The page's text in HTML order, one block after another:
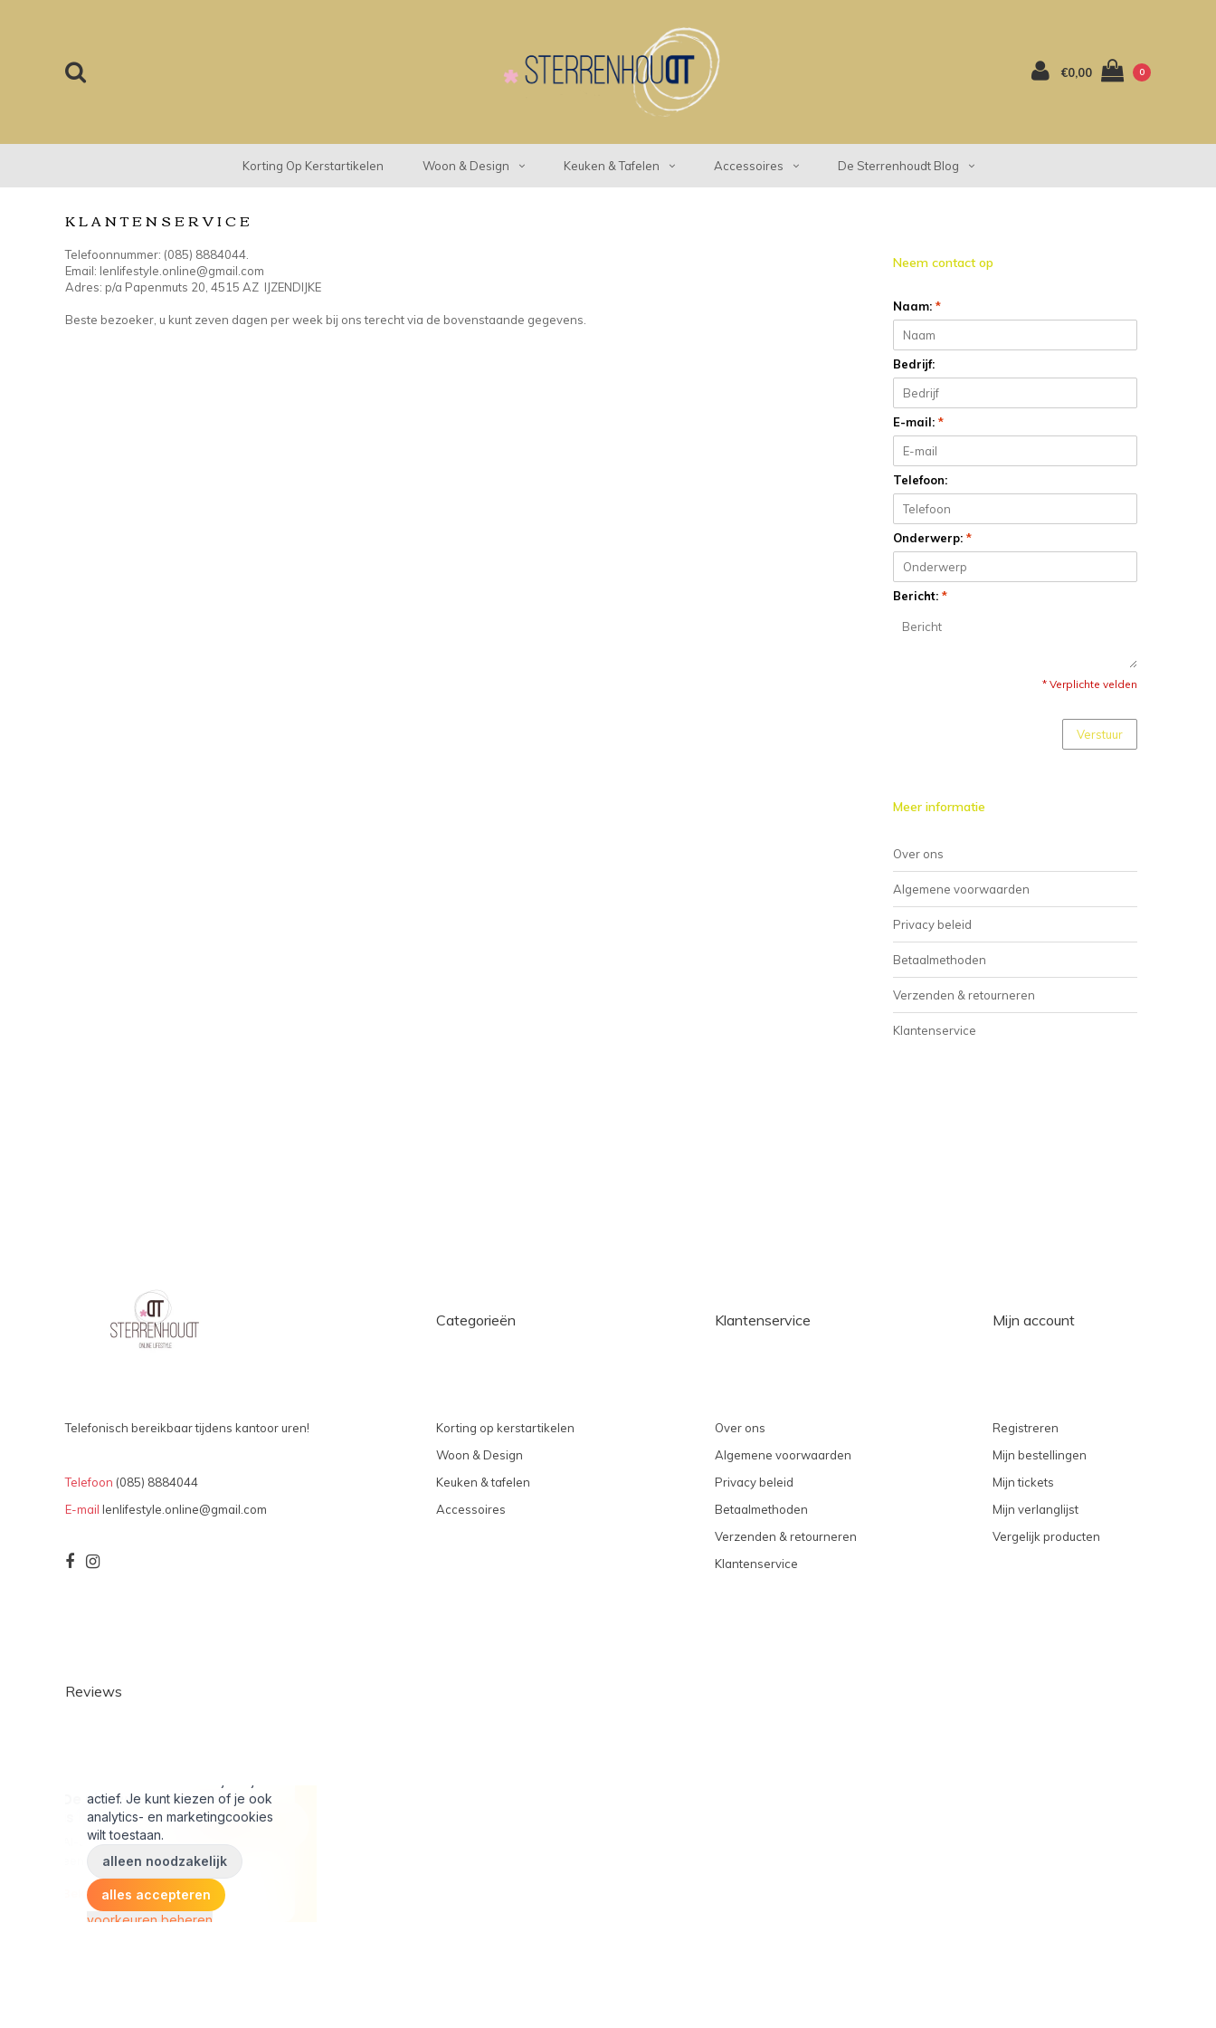
€0,00 0
Korting Op Kerstartikelen Woon & Design Keuken & Tafelen Accessoires De Sterrenhoudt Blog
KLANTENSERVICE
Telefoonnummer: (085) 8884044.
Email: lenlifestyle.online@gmail.com
Adres: p/a Papenmuts 20, 4515 AZ IJZENDIJKE
Beste bezoeker, u kunt zeven dagen per week bij ons terecht via de bovenstaande gegevens.
Neem contact op
Naam: *
Bedrijf:
E-mail: *
Telefoon:
Onderwerp: *
Bericht: *
* Verplichte velden
Verstuur
Meer informatie
Over ons
Algemene voorwaarden
Privacy beleid
Betaalmethoden
Verzenden & retourneren
Klantenservice
Telefonisch bereikbaar tijdens kantoor uren!
Telefoon (085) 8884044
E-mail lenlifestyle.online@gmail.com
Categorieën
Korting op kerstartikelen
Woon & Design
Keuken & tafelen
Accessoires
Klantenservice
Over ons
Algemene voorwaarden
Privacy beleid
Betaalmethoden
Verzenden & retourneren
Klantenservice
Mijn account
Registreren
Mijn bestellingen
Mijn tickets
Mijn verlanglijst
Vergelijk producten
Reviews